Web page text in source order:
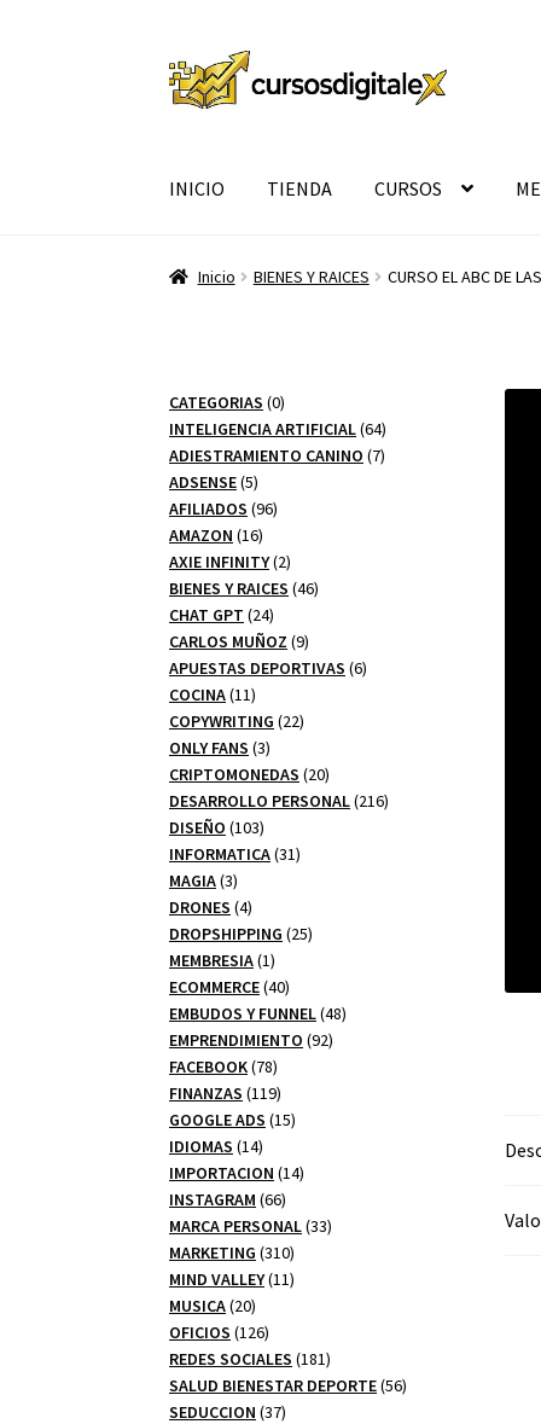
Ir
a
Ir
al
INICIO TIENDA CURSOS
Inicio BIENES Y RAICES CURSO EL ABC DE
CATEGORIAS 00
productos
INTELIGENCIA ARTIFICIAL 6464
productos
ADIESTRAMIENTO CANINO 77
ADSENSE 55
productos
AFILIADOS 9696
AMAZON 1616
productos
AXIE INFINITY 22
productos
BIENES Y RAICES 4646
CHAT GPT 2424
productos
CARLOS MUÑOZ 99
productos
APUESTAS DEPORTIVAS 66
COCINA 1111
productos
COPYWRITING 2222
ONLY FANS 33
productos
CRIPTOMONEDAS 2020
productos
DESARROLLO PERSONAL 216216
DISEÑO 103103
productos
INFORMATICA 3131
MAGIA 33
productos
DRONES 44
productos
DROPSHIPPING 2525
MEMBRESIA 11
producto
ECOMMERCE 4040
productos
EMBUDOS Y FUNNEL 4848
EMPRENDIMIENTO 9292
FACEBOOK 7878
productos
FINANZAS 119119
productos
GOOGLE ADS 1515
IDIOMAS 1414
productos
IMPORTACION 1414
INSTAGRAM 6666
productos
MARCA PERSONAL 3333
MARKETING 310310
productos
MIND VALLEY 1111
MUSICA 2020
productos
OFICIOS 126126
productos
REDES SOCIALES 181181
productos
SALUD BIENESTAR DEPORTE 5656
SEDUCCION 3737